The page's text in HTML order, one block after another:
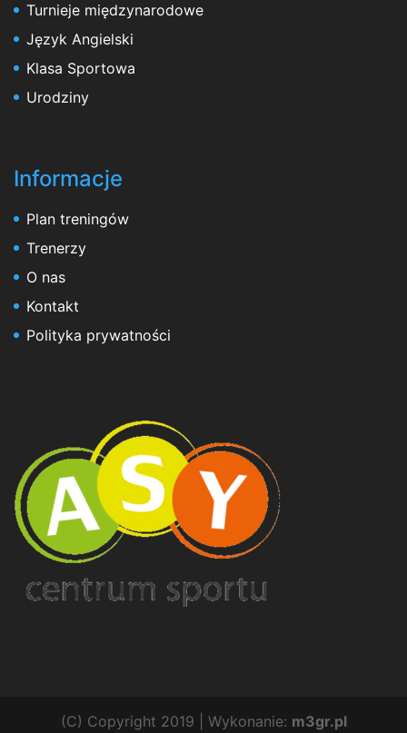
Turnieje międzynarodowe
Język Angielski
Klasa Sportowa
Urodziny
Informacje
Plan treningów
Trenerzy
O nas
Kontakt
Polityka prywatności
(C) Copyright 2019 | Wykonanie: m3gr.pl